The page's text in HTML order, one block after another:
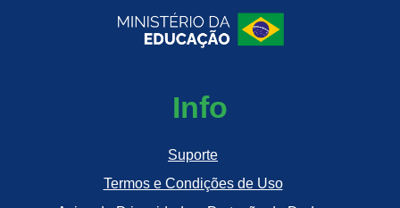
Info
Suporte
Termos e Condições de Uso